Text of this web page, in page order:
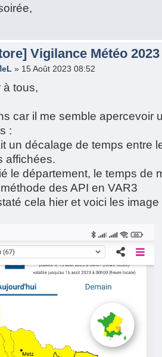
Vigilance Météo 2023
» 15 Août 2023 08:52
à tous,
car il me semble apercevoir
:
un décalage de temps entre
affichées.
le département, le temps de
des API en VAR3
cela hier et voici les image